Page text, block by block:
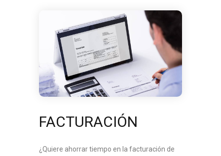
FACTURACIÓN
¿Quiere ahorrar tiempo en la facturación de